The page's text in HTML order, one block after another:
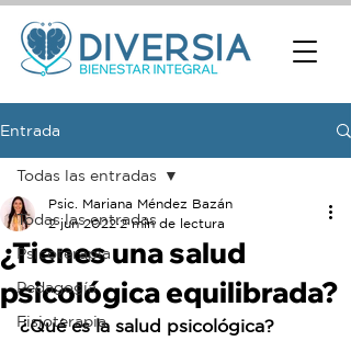
Entrada
Todas las entradas
Psicoterapia
Pedagogía
Fisioterapia
Todas las entradas
¿Tienes una salud
psicológica equilibrada?
Psic. Mariana Méndez Bazán
2 jun 2022 2 min de lectura
¿Qué es la salud psicológica?